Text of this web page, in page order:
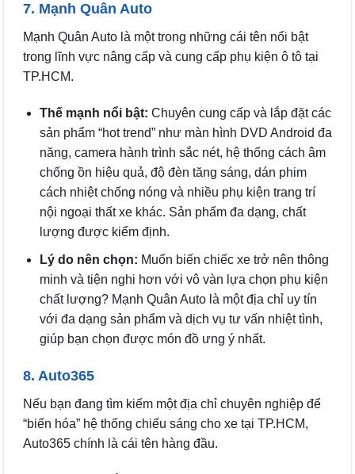
7. Mạnh Quân Auto
Mạnh Quân Auto là một trong những cái tên nổi bật
trong lĩnh vực nâng cấp và cung cấp phụ kiện ô tô tại
TP.HCM.
Thế mạnh nổi bật: Chuyên cung cấp và lắp đặt các
sản phẩm “hot trend” như màn hình DVD Android đa
năng, camera hành trình sắc nét, hệ thống cách âm
chống ồn hiệu quả, độ đèn tăng sáng, dán phim
cách nhiệt chống nóng và nhiều phụ kiện trang trí
nội ngoại thất xe khác. Sản phẩm đa dạng, chất
lượng được kiểm định.
Lý do nên chọn: Muốn biến chiếc xe trở nên thông
minh và tiện nghi hơn với vô vàn lựa chọn phụ kiện
chất lượng? Mạnh Quân Auto là một địa chỉ uy tín
với đa dạng sản phẩm và dịch vụ tư vấn nhiệt tình,
giúp bạn chọn được món đồ ưng ý nhất.
8. Auto365
Nếu bạn đang tìm kiếm một địa chỉ chuyên nghiệp để
“biến hóa” hệ thống chiếu sáng cho xe tại TP.HCM,
Auto365 chính là cái tên hàng đầu.